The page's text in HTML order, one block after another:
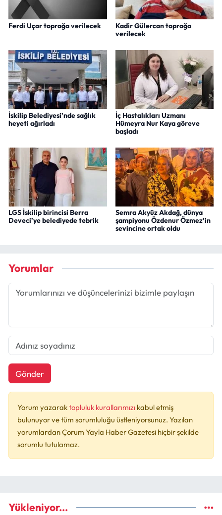
Ferdi Uçar toprağa verilecek
Kadir Gülercan toprağa
verilecek
İskilip Belediyesi’nde sağlık
heyeti ağırladı
İç Hastalıkları Uzmanı
Hümeyra Nur Kaya göreve
başladı
LGS İskilip birincisi Berra
Deveci’ye belediyede tebrik
Semra Akyüz Akdağ, dünya
şampiyonu Özdenur Özmez’in
sevincine ortak oldu
Yorumlar
Gönder
Yorum yazaraktopluluk kurallarımızı kabul etmiş
bulunuyor ve tüm sorumluluğu üstleniyorsunuz. Yazılan
yorumlardan Çorum Yayla Haber Gazetesi hiçbir şekilde
sorumlu tutulamaz.
Yükleniyor...